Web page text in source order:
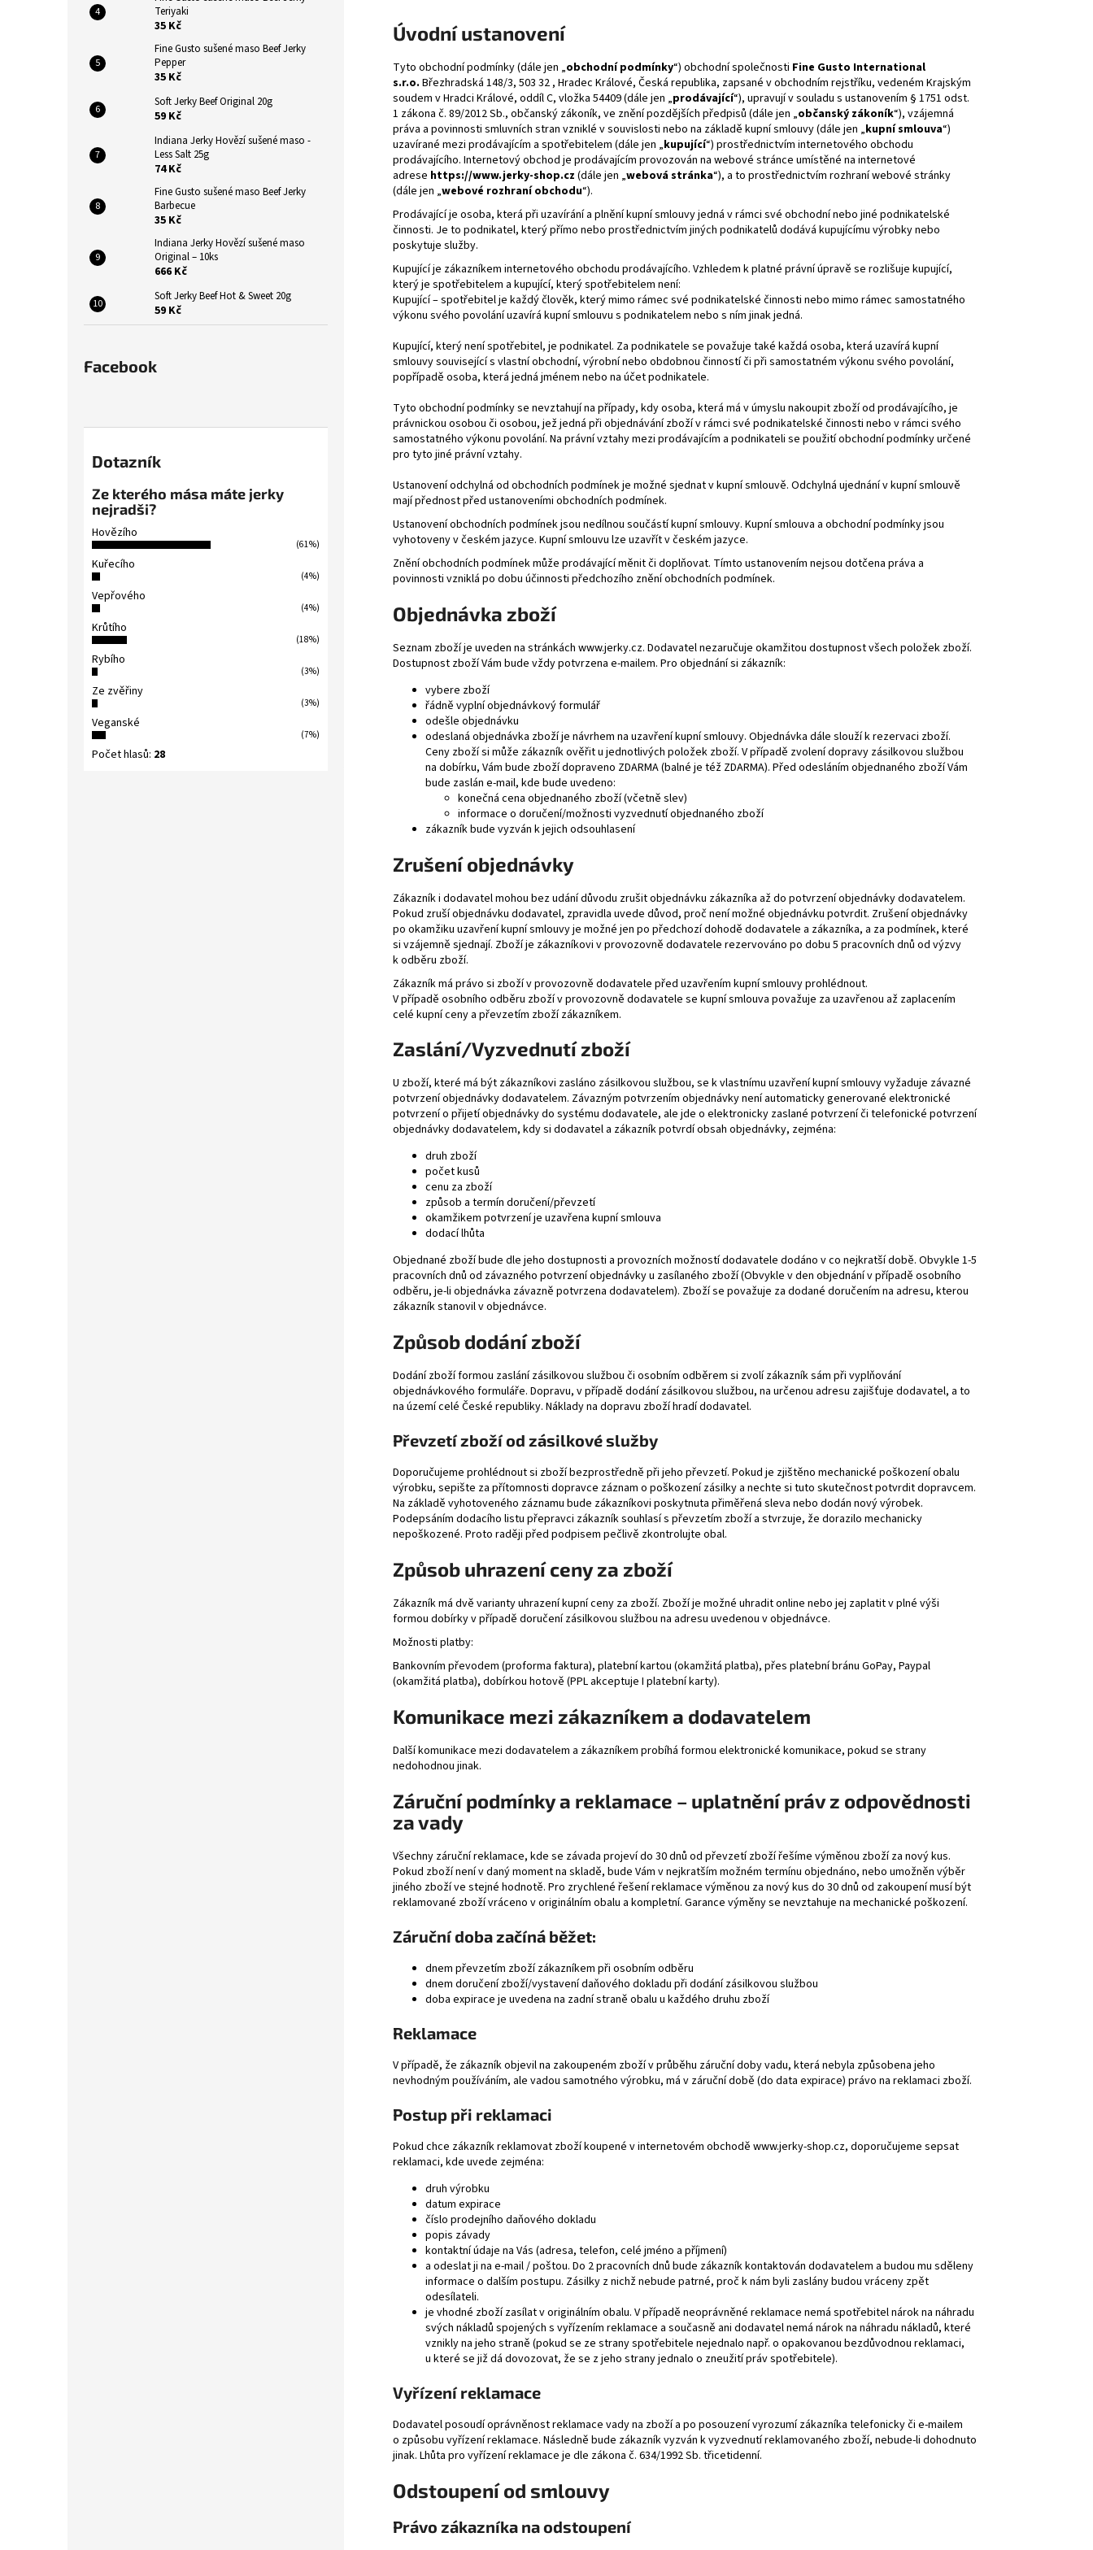
Teriyaki
35 Kč
Fine Gusto sušené maso Beef Jerky
Pepper
35 Kč
Soft Jerky Beef Original 20g
59 Kč
Indiana Jerky Hovězí sušené maso -
Less Salt 25g
74 Kč
Fine Gusto sušené maso Beef Jerky
Barbecue
35 Kč
Indiana Jerky Hovězí sušené maso
Original – 10ks
666 Kč
Soft Jerky Beef Hot & Sweet 20g
59 Kč
Facebook
Dotazník
Ze kterého mása máte jerky
nejradši?
Hovězího
(61%)
Kuřecího
(4%)
Vepřového
(4%)
Krůtího
(18%)
Rybího
(3%)
Ze zvěřiny
(3%)
Veganské
(7%)
Počet hlasů: 28
Úvodní ustanovení
Tyto obchodní podmínky (dále jen „obchodní podmínky“) obchodní společnosti Fine Gusto International
s.r.o. Březhradská 148/3, 503 32 , Hradec Králové, Česká republika, zapsané v obchodním rejstříku, vedeném Krajským
soudem v Hradci Králové, oddíl C, vložka 54409 (dále jen „prodávající“), upravují v souladu s ustanovením § 1751 odst.
1 zákona č. 89/2012 Sb., občanský zákoník, ve znění pozdějších předpisů (dále jen „občanský zákoník“), vzájemná
práva a povinnosti smluvních stran vzniklé v souvislosti nebo na základě kupní smlouvy (dále jen „kupní smlouva“)
uzavírané mezi prodávajícím a spotřebitelem (dále jen „kupující“) prostřednictvím internetového obchodu
prodávajícího. Internetový obchod je prodávajícím provozován na webové stránce umístěné na internetové
adrese https://www.jerky-shop.cz (dále jen „webová stránka“), a to prostřednictvím rozhraní webové stránky
(dále jen „webové rozhraní obchodu“).
Prodávající je osoba, která při uzavírání a plnění kupní smlouvy jedná v rámci své obchodní nebo jiné podnikatelské
činnosti. Je to podnikatel, který přímo nebo prostřednictvím jiných podnikatelů dodává kupujícímu výrobky nebo
poskytuje služby.
Kupující je zákazníkem internetového obchodu prodávajícího. Vzhledem k platné právní úpravě se rozlišuje kupující,
který je spotřebitelem a kupující, který spotřebitelem není:
Kupující – spotřebitel je každý člověk, který mimo rámec své podnikatelské činnosti nebo mimo rámec samostatného
výkonu svého povolání uzavírá kupní smlouvu s podnikatelem nebo s ním jinak jedná.
Kupující, který není spotřebitel, je podnikatel. Za podnikatele se považuje také každá osoba, která uzavírá kupní
smlouvy související s vlastní obchodní, výrobní nebo obdobnou činností či při samostatném výkonu svého povolání,
popřípadě osoba, která jedná jménem nebo na účet podnikatele.
Tyto obchodní podmínky se nevztahují na případy, kdy osoba, která má v úmyslu nakoupit zboží od prodávajícího, je
právnickou osobou či osobou, jež jedná při objednávání zboží v rámci své podnikatelské činnosti nebo v rámci svého
samostatného výkonu povolání. Na právní vztahy mezi prodávajícím a podnikateli se použití obchodní podmínky určené
pro tyto jiné právní vztahy.
Ustanovení odchylná od obchodních podmínek je možné sjednat v kupní smlouvě. Odchylná ujednání v kupní smlouvě
mají přednost před ustanoveními obchodních podmínek.
Ustanovení obchodních podmínek jsou nedílnou součástí kupní smlouvy. Kupní smlouva a obchodní podmínky jsou
vyhotoveny v českém jazyce. Kupní smlouvu lze uzavřít v českém jazyce.
Znění obchodních podmínek může prodávající měnit či doplňovat. Tímto ustanovením nejsou dotčena práva a
povinnosti vzniklá po dobu účinnosti předchozího znění obchodních podmínek.
Objednávka zboží
Seznam zboží je uveden na stránkách www.jerky.cz. Dodavatel nezaručuje okamžitou dostupnost všech položek zboží.
Dostupnost zboží Vám bude vždy potvrzena e-mailem. Pro objednání si zákazník:
vybere zboží
řádně vyplní objednávkový formulář
odešle objednávku
odeslaná objednávka zboží je návrhem na uzavření kupní smlouvy. Objednávka dále slouží k rezervaci zboží.
Ceny zboží si může zákazník ověřit u jednotlivých položek zboží. V případě zvolení dopravy zásilkovou službou
na dobírku, Vám bude zboží dopraveno ZDARMA (balné je též ZDARMA). Před odesláním objednaného zboží Vám
bude zaslán e-mail, kde bude uvedeno:
konečná cena objednaného zboží (včetně slev)
informace o doručení/možnosti vyzvednutí objednaného zboží
zákazník bude vyzván k jejich odsouhlasení
Zrušení objednávky
Zákazník i dodavatel mohou bez udání důvodu zrušit objednávku zákazníka až do potvrzení objednávky dodavatelem.
Pokud zruší objednávku dodavatel, zpravidla uvede důvod, proč není možné objednávku potvrdit. Zrušení objednávky
po okamžiku uzavření kupní smlouvy je možné jen po předchozí dohodě dodavatele a zákazníka, a za podmínek, které
si vzájemně sjednají. Zboží je zákazníkovi v provozovně dodavatele rezervováno po dobu 5 pracovních dnů od výzvy
k odběru zboží.
Zákazník má právo si zboží v provozovně dodavatele před uzavřením kupní smlouvy prohlédnout.
V případě osobního odběru zboží v provozovně dodavatele se kupní smlouva považuje za uzavřenou až zaplacením
celé kupní ceny a převzetím zboží zákazníkem.
Zaslání/Vyzvednutí zboží
U zboží, které má být zákazníkovi zasláno zásilkovou službou, se k vlastnímu uzavření kupní smlouvy vyžaduje závazné
potvrzení objednávky dodavatelem. Závazným potvrzením objednávky není automaticky generované elektronické
potvrzení o přijetí objednávky do systému dodavatele, ale jde o elektronicky zaslané potvrzení či telefonické potvrzení
objednávky dodavatelem, kdy si dodavatel a zákazník potvrdí obsah objednávky, zejména:
druh zboží
počet kusů
cenu za zboží
způsob a termín doručení/převzetí
okamžikem potvrzení je uzavřena kupní smlouva
dodací lhůta
Objednané zboží bude dle jeho dostupnosti a provozních možností dodavatele dodáno v co nejkratší době. Obvykle 1-5
pracovních dnů od závazného potvrzení objednávky u zasílaného zboží (Obvykle v den objednání v případě osobního
odběru, je-li objednávka závazně potvrzena dodavatelem). Zboží se považuje za dodané doručením na adresu, kterou
zákazník stanovil v objednávce.
Způsob dodání zboží
Dodání zboží formou zaslání zásilkovou službou či osobním odběrem si zvolí zákazník sám při vyplňování
objednávkového formuláře. Dopravu, v případě dodání zásilkovou službou, na určenou adresu zajišťuje dodavatel, a to
na území celé České republiky. Náklady na dopravu zboží hradí dodavatel.
Převzetí zboží od zásilkové služby
Doporučujeme prohlédnout si zboží bezprostředně při jeho převzetí. Pokud je zjištěno mechanické poškození obalu
výrobku, sepište za přítomnosti dopravce záznam o poškození zásilky a nechte si tuto skutečnost potvrdit dopravcem.
Na základě vyhotoveného záznamu bude zákazníkovi poskytnuta přiměřená sleva nebo dodán nový výrobek.
Podepsáním dodacího listu přepravci zákazník souhlasí s převzetím zboží a stvrzuje, že dorazilo mechanicky
nepoškozené. Proto raději před podpisem pečlivě zkontrolujte obal.
Způsob uhrazení ceny za zboží
Zákazník má dvě varianty uhrazení kupní ceny za zboží. Zboží je možné uhradit online nebo jej zaplatit v plné výši
formou dobírky v případě doručení zásilkovou službou na adresu uvedenou v objednávce.
Možnosti platby:
Bankovním převodem (proforma faktura), platební kartou (okamžitá platba), přes platební bránu GoPay, Paypal
(okamžitá platba), dobírkou hotově (PPL akceptuje I platební karty).
Komunikace mezi zákazníkem a dodavatelem
Další komunikace mezi dodavatelem a zákazníkem probíhá formou elektronické komunikace, pokud se strany
nedohodnou jinak.
Záruční podmínky a reklamace – uplatnění práv z odpovědnosti
za vady
Všechny záruční reklamace, kde se závada projeví do 30 dnů od převzetí zboží řešíme výměnou zboží za nový kus.
Pokud zboží není v daný moment na skladě, bude Vám v nejkratším možném termínu objednáno, nebo umožněn výběr
jiného zboží ve stejné hodnotě. Pro zrychlené řešení reklamace výměnou za nový kus do 30 dnů od zakoupení musí být
reklamované zboží vráceno v originálním obalu a kompletní. Garance výměny se nevztahuje na mechanické poškození.
Záruční doba začíná běžet:
dnem převzetím zboží zákazníkem při osobním odběru
dnem doručení zboží/vystavení daňového dokladu při dodání zásilkovou službou
doba expirace je uvedena na zadní straně obalu u každého druhu zboží
Reklamace
V případě, že zákazník objevil na zakoupeném zboží v průběhu záruční doby vadu, která nebyla způsobena jeho
nevhodným používáním, ale vadou samotného výrobku, má v záruční době (do data expirace) právo na reklamaci zboží.
Postup při reklamaci
Pokud chce zákazník reklamovat zboží koupené v internetovém obchodě www.jerky-shop.cz, doporučujeme sepsat
reklamaci, kde uvede zejména:
druh výrobku
datum expirace
číslo prodejního daňového dokladu
popis závady
kontaktní údaje na Vás (adresa, telefon, celé jméno a příjmení)
a odeslat ji na e-mail / poštou. Do 2 pracovních dnů bude zákazník kontaktován dodavatelem a budou mu sděleny
informace o dalším postupu. Zásilky z nichž nebude patrné, proč k nám byli zaslány budou vráceny zpět
odesílateli.
je vhodné zboží zasílat v originálním obalu. V případě neoprávněné reklamace nemá spotřebitel nárok na náhradu
svých nákladů spojených s vyřízením reklamace a současně ani dodavatel nemá nárok na náhradu nákladů, které
vznikly na jeho straně (pokud se ze strany spotřebitele nejednalo např. o opakovanou bezdůvodnou reklamaci,
u které se již dá dovozovat, že se z jeho strany jednalo o zneužití práv spotřebitele).
Vyřízení reklamace
Dodavatel posoudí oprávněnost reklamace vady na zboží a po posouzení vyrozumí zákazníka telefonicky či e-mailem
o způsobu vyřízení reklamace. Následně bude zákazník vyzván k vyzvednutí reklamovaného zboží, nebude-li dohodnuto
jinak. Lhůta pro vyřízení reklamace je dle zákona č. 634/1992 Sb. třicetidenní.
Odstoupení od smlouvy
Právo zákazníka na odstoupení
ORIGINAL
Původně: 49 Kč